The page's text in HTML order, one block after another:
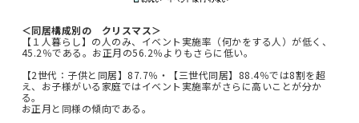
＜同居構成別の クリスマス＞
【１人暮らし】の人のみ、イベント実施率（何かをする人）が低く、
45.2％である。お正月の56.2％よりもさらに低い。
【2世代：子供と同居】87.7％・【三世代同居】88.4％では8割を超
え、お子様がいる家庭ではイベント実施率がさらに高いことが分か
る。
お正月と同様の傾向である。